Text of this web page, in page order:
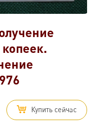
Купить сейчас